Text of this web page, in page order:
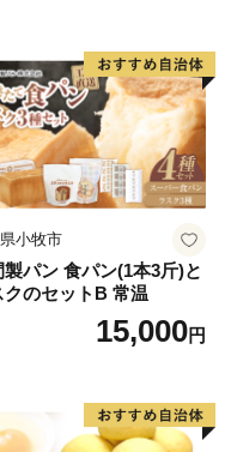
小牧市
製パン 食パン(1本3斤)と
クのセットB 常温
15,000円